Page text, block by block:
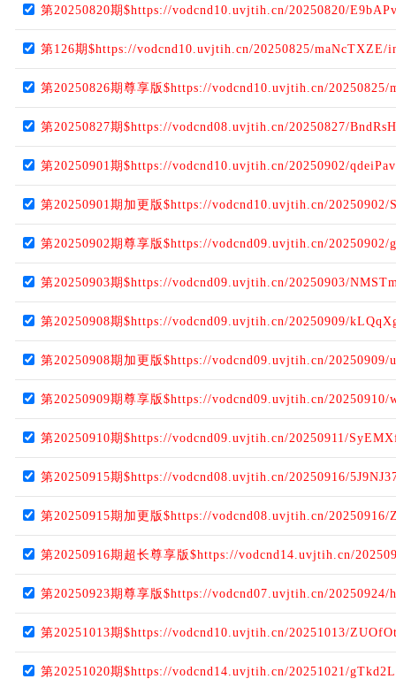
第20250820期$https://vodcnd10.uvjtih.cn/20250820/
第126期$https://vodcnd10.uvjtih.cn/20250825/maNcTXZE/
第20250826期尊享版$https://vodcnd10.uvjtih.cn/20250825/
第20250827期$https://vodcnd08.uvjtih.cn/20250827/
第20250901期$https://vodcnd10.uvjtih.cn/20250902/
第20250901期加更版$https://vodcnd10.uvjtih.cn/20250902/
第20250902期尊享版$https://vodcnd09.uvjtih.cn/20250902/
第20250903期$https://vodcnd09.uvjtih.cn/20250903/
第20250908期$https://vodcnd09.uvjtih.cn/20250909/
第20250908期加更版$https://vodcnd09.uvjtih.cn/20250909/
第20250909期尊享版$https://vodcnd09.uvjtih.cn/
第20250910期$https://vodcnd09.uvjtih.cn/20250911/
第20250915期$https://vodcnd08.uvjtih.cn/20250916/
第20250915期加更版$https://vodcnd08.uvjtih.cn/20250916/
第20250916期超长尊享版$https://vodcnd14.uvjtih.cn/
第20250923期尊享版$https://vodcnd07.uvjtih.cn/20250924/
第20251013期$https://vodcnd10.uvjtih.cn/20251013/
第20251020期$https://vodcnd14.uvjtih.cn/20251021/